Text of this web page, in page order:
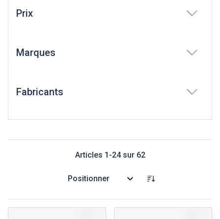
Prix
Marques
Fabricants
Articles 1 -24sur 62
Trier par: